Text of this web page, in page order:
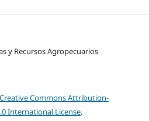
y Recursos Agropecuarios
Creative Commons Attribution-
International License.